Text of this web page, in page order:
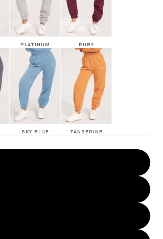
Shape
PLATINUM RUBY
SKY BLUE TANGERINE